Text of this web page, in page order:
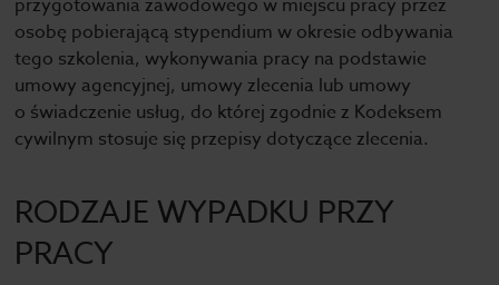
przygotowania zawodowego w miejscu pracy przez
osobę pobierającą stypendium w okresie odbywania
tego szkolenia, wykonywania pracy na podstawie
umowy agencyjnej, umowy zlecenia lub umowy
o świadczenie usług, do której zgodnie z Kodeksem
cywilnym stosuje się przepisy dotyczące zlecenia.
RODZAJE WYPADKU PRZY
PRACY